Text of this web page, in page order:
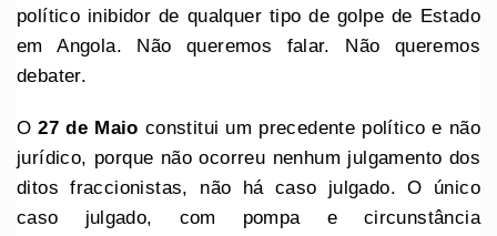
político inibidor de qualquer tipo de golpe de Estado
em Angola. Não queremos falar. Não queremos
debater.
O27 de Maio constitui um precedente político e não
jurídico, porque não ocorreu nenhum julgamento dos
ditos fraccionistas, não há caso julgado. O único
caso julgado, com pompa e circunstância